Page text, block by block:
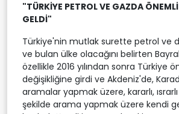
"TÜRKİYE PETROL VE GAZDA
GELDİ"
Türkiye'nin mutlak surette petrol ve
ve bulan ülke olacağını belirten
özellikle 2016 yılından sonra Türkiye
değişikliğine girdi ve Akdeniz'de,
aramalar yapmak üzere, kararlı,
şekilde arama yapmak üzere kendi